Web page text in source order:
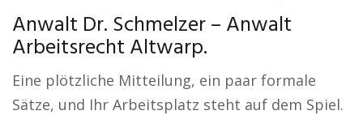
Anwalt Dr. Schmelzer – Anwalt
Arbeitsrecht Altwarp.
Eine plötzliche Mitteilung, ein paar formale
Sätze, und Ihr Arbeitsplatz steht auf dem Spiel.